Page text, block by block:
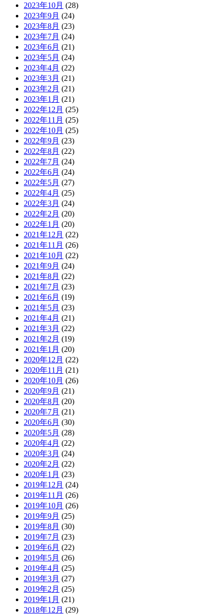
2023年10月 (28)
2023年9月 (24)
2023年8月 (23)
2023年7月 (24)
2023年6月 (21)
2023年5月 (24)
2023年4月 (22)
2023年3月 (21)
2023年2月 (21)
2023年1月 (21)
2022年12月 (25)
2022年11月 (25)
2022年10月 (25)
2022年9月 (23)
2022年8月 (22)
2022年7月 (24)
2022年6月 (24)
2022年5月 (27)
2022年4月 (25)
2022年3月 (24)
2022年2月 (20)
2022年1月 (20)
2021年12月 (22)
2021年11月 (26)
2021年10月 (22)
2021年9月 (24)
2021年8月 (22)
2021年7月 (23)
2021年6月 (19)
2021年5月 (23)
2021年4月 (21)
2021年3月 (22)
2021年2月 (19)
2021年1月 (20)
2020年12月 (22)
2020年11月 (21)
2020年10月 (26)
2020年9月 (21)
2020年8月 (20)
2020年7月 (21)
2020年6月 (30)
2020年5月 (28)
2020年4月 (22)
2020年3月 (24)
2020年2月 (22)
2020年1月 (23)
2019年12月 (24)
2019年11月 (26)
2019年10月 (26)
2019年9月 (25)
2019年8月 (30)
2019年7月 (23)
2019年6月 (22)
2019年5月 (26)
2019年4月 (25)
2019年3月 (27)
2019年2月 (25)
2019年1月 (21)
2018年12月 (29)